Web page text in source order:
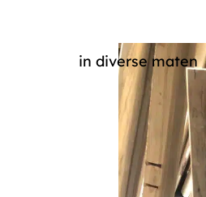
in diverse maten